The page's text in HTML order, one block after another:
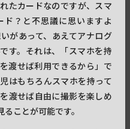
たカードなのですが、スマ
ド？と不思議に思いますよ
があって、あえてアナログ
す。それは、「スマホを持
渡せば利用できるから」で
はもちろんスマホを持って
渡せば自由に撮影を楽しめ
ことが可能です。